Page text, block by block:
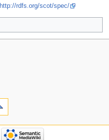
http://rdfs.org/scot/spec/